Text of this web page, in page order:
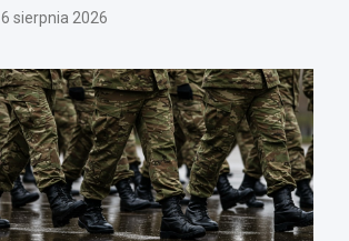
6 sierpnia 2026